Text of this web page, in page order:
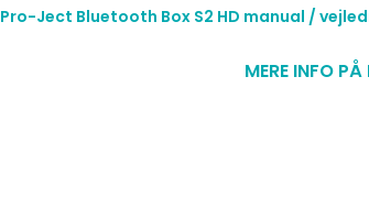
Pro-Ject Bluetooth Box S2 HD manual /
MERE INFO